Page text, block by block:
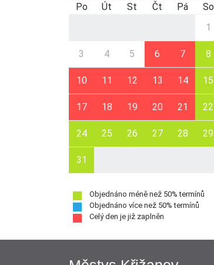
Po Út St Čt Pá So
1
3 4 5 6 7 8
10 11 12 13 14 15
17 18 19 20 21 22
24 25 26 27 28 29
31
Objednáno méně než 50% termínů
Objednáno více než 50% termínů
Celý den je již zaplněn